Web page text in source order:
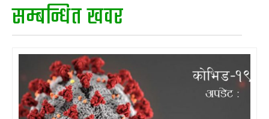
सम्बन्धित खवर